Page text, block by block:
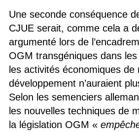
Une seconde conséquence
CJUE serait, comme cela a
argumenté lors de
OGM transgéniques dans
les activités économiques de
développement n’auraient
Selon les semenciers
les nouvelles techniques de
la législation OGM «